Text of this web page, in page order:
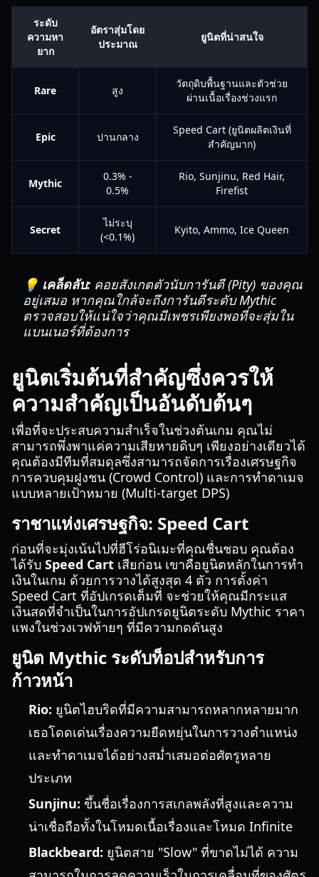
ระดับ
ความหา
ยาก
อัตราสุ่มโดย
ประมาณ
ยูนิตที่น่าสนใจ
Rare สูง
วัตถุดิบพื้นฐานและตัวช่วย
ผ่านเนื้อเรื่องช่วงแรก
Epic ปานกลาง
Speed Cart (ยูนิตผลิตเงินที่
สำคัญมาก)
Mythic
0.3% -
0.5%
Rio, Sunjinu, Red Hair,
Firefist
Secret
ไม่ระบุ
(<0.1%)
Kyito, Ammo, Ice Queen
💡 เคล็ดลับ: คอยสังเกตตัวนับการันตี (Pity) ของคุณ
อยู่เสมอ หากคุณใกล้จะถึงการันตีระดับ Mythic
ตรวจสอบให้แน่ใจว่าคุณมีเพชรเพียงพอที่จะสุ่มใน
แบนเนอร์ที่ต้องการ
ยูนิตเริ่มต้นที่สำคัญซึ่งควรให้
ความสำคัญเป็นอันดับต้นๆ
เพื่อที่จะประสบความสำเร็จในช่วงต้นเกม คุณไม่
สามารถพึ่งพาแค่ความเสียหายดิบๆ เพียงอย่างเดียวได้
คุณต้องมีทีมที่สมดุลซึ่งสามารถจัดการเรื่องเศรษฐกิจ
การควบคุมฝูงชน (Crowd Control) และการทำดาเมจ
แบบหลายเป้าหมาย (Multi-target DPS)
ราชาแห่งเศรษฐกิจ: Speed Cart
ก่อนที่จะมุ่งเน้นไปที่ฮีโร่อนิเมะที่คุณชื่นชอบ คุณต้อง
ได้รับ Speed Cart เสียก่อน เขาคือยูนิตหลักในการทำ
เงินในเกม ด้วยการวางได้สูงสุด 4 ตัว การตั้งค่า
Speed Cart ที่อัปเกรดเต็มที่ จะช่วยให้คุณมีกระแส
เงินสดที่จำเป็นในการอัปเกรดยูนิตระดับ Mythic ราคา
แพงในช่วงเวฟท้ายๆ ที่มีความกดดันสูง
ยูนิต Mythic ระดับท็อปสำหรับการ
ก้าวหน้า
Rio: ยูนิตไฮบริดที่มีความสามารถหลากหลายมาก
เธอโดดเด่นเรื่องความยืดหยุ่นในการวางตำแหน่ง
และทำดาเมจได้อย่างสม่ำเสมอต่อศัตรูหลาย
ประเภท
Sunjinu: ขึ้นชื่อเรื่องการสเกลพลังที่สูงและความ
น่าเชื่อถือทั้งในโหมดเนื้อเรื่องและโหมด Infinite
Blackbeard: ยูนิตสาย "Slow" ที่ขาดไม่ได้ ความ